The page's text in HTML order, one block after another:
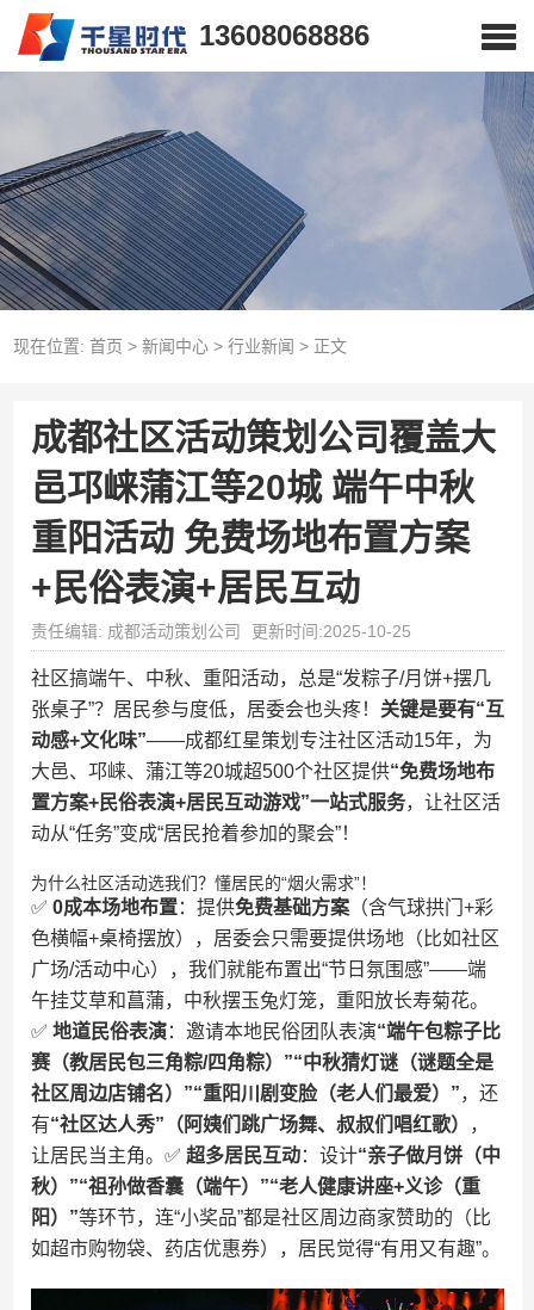
13608068886
现在位置: 首页 > 新闻中心> 行业新闻 > 正文
成都社区活动策划公司覆盖大
邑邛崃蒲江等20城 端午中秋
重阳活动 免费场地布置方案
+民俗表演+居民互动​
责任编辑: 成都活动策划公司 更新时间:2025-10-25
社区搞端午、中秋、重阳活动，总是“发粽子/月饼+摆几
张桌子”？居民参与度低，居委会也头疼！​ ​关键是要有“互
动感+文化味”​​——成都红星策划专注社区活动15年，为
大邑、邛崃、蒲江等20城超500个社区提供​​“免费场地布
置方案+民俗表演+居民互动游戏”一站式服务​​，让社区活
动从“任务”变成“居民抢着参加的聚会”！
为什么社区活动选我们？懂居民的“烟火需求”！
✅ ​ ​0成本场地布置​​：提供​​免费基础方案​​（含气球拱门+彩
色横幅+桌椅摆放），居委会只需要提供场地（比如社区
广场/活动中心），我们就能布置出“节日氛围感”——端
午挂艾草和菖蒲，中秋摆玉兔灯笼，重阳放长寿菊花。
✅ ​ ​地道民俗表演​​：邀请本地民俗团队表演​​“端午包粽子比
赛（教居民包三角粽/四角粽）”“中秋猜灯谜（谜题全是
社区周边店铺名）”“重阳川剧变脸（老人们最爱）”​​，还
有​​“社区达人秀”（阿姨们跳广场舞、叔叔们唱红歌）​
​，
让居民当主角。✅ ​ ​超多居民互动​​：设计​​“亲子做月饼（中
秋）”“祖孙做香囊（端午）”“老人健康讲座+义诊（重
阳）”​​等环节，连“小奖品”都是社区周边商家赞助的（比
如超市购物袋、药店优惠券），居民觉得“有用又有趣”。